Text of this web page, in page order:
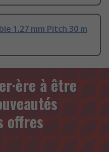
1.27 mm Pitch 30 m
à être
offres